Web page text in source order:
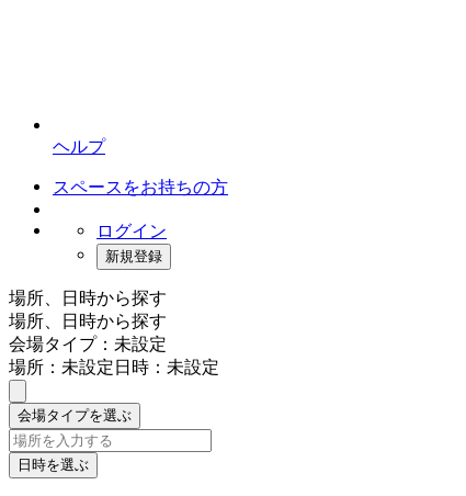
ヘルプ
スペースをお持ちの方
ログイン
新規登録
場所、日時から探す
場所、日時から探す
会場タイプ：未設定
場所：未設定日時：未設定
会場タイプを選ぶ
日時を選ぶ